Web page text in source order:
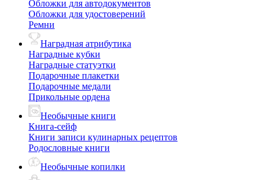
Обложки для автодокументов
Обложки для удостоверений
Ремни
Наградная атрибутика
Наградные кубки
Наградные статуэтки
Подарочные плакетки
Подарочные медали
Прикольные ордена
Необычные книги
Книга-сейф
Книги записи кулинарных рецептов
Родословные книги
Необычные копилки